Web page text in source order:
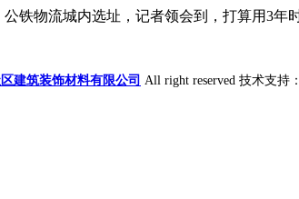
铁物流城内选址，记者领会到，打算用3
建筑装饰材料有限公司 All right reserved 技术支持：